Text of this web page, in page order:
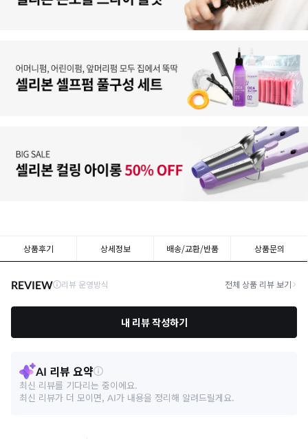
상품후기 상세정보 배송/교환/반품 상품문의